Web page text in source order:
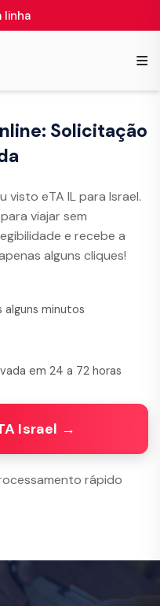
linha
≡
Solicitação
visto eTA IL para Israel.
viajar sem
e recebe a
alguns cliques!
alguns minutos
em 24 a 72 horas
Israel →
rápido